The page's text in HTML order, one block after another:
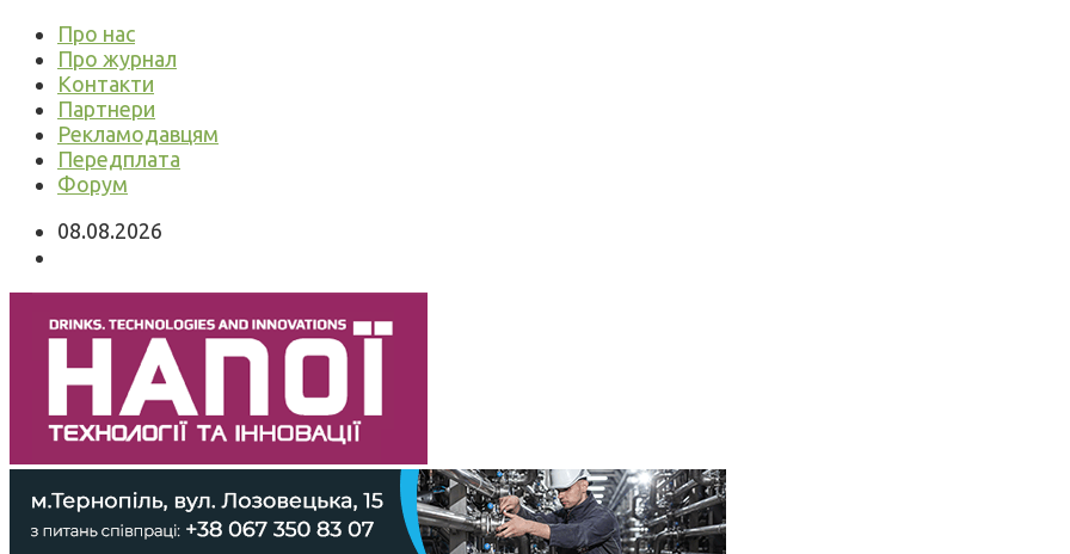
Про нас
Про журнал
Контакти
Партнери
Рекламодавцям
Передплата
Форум
08.08.2026